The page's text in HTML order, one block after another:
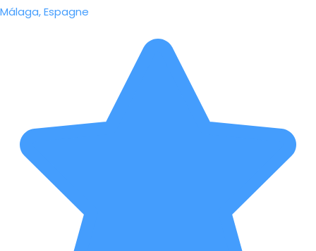
Málaga, Espagne